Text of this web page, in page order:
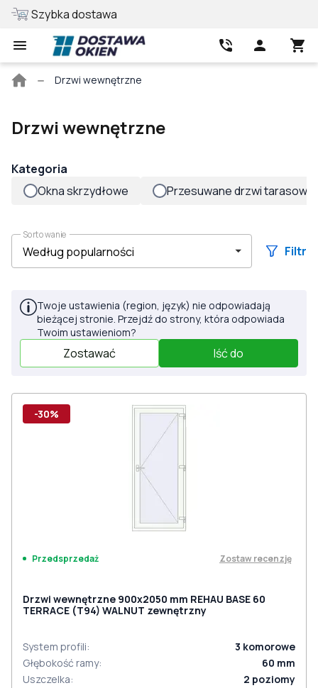
Szybka dostawa
Strona
Drzwi wewnętrzne
Drzwi wewnętrzne
Kategoria
Okna skrzydłowe
Przesuwane drzwi tarasowe
Sortowanie
Filtr
Twoje ustawienia (region, język) nie odpowiadają
bieżącej stronie. Przejdź do strony, która odpowiada
Twoim ustawieniom?
Zostawać Iść do
-30%
Przedsprzedaż Zostaw recenzję
Drzwi wewnętrzne 900x2050 mm REHAU BASE 60
TERRACE (Т94) WALNUT zewnętrzny
System profili: 3 komorowe
Głębokość ramy: 60 mm
Uszczelka: 2 poziomy